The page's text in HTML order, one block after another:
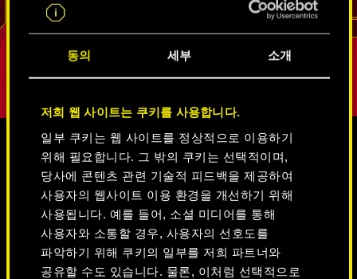
동의 세부 소개
저희 웹 사이트는 쿠키를 사용합니다.
일부 쿠키는 웹 사이트를 정상적으로 이용하기
위해 필요합니다. 그 밖의 쿠키는 선택적이며,
당사에 콘텐츠 관련 기술적 피드백을 제공하여
사용자의 웹사이트 이용 환경을 개선하기 위해
사용됩니다. 예를 들어, 소셜 미디어를 통해
사용자와 소통할 경우, 사용자의 선호도를
파악하기 위해 쿠키의 일부를 저희 파트너와
공유할 수도 있습니다. 물론, 이처럼 선택적으로
미디어
사이버펑크 2077